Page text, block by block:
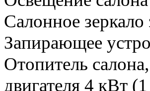
Салонное зеркало
Запирающее
Отопитель
двигателя 4 кВт